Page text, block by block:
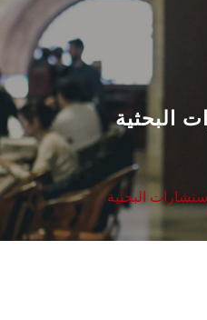
الرئيسيـة
عن الجامعة
القطاعـات
الشئون الأكاديمية
البحث العلمي
البحثية
البحثية